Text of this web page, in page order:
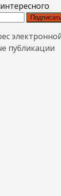
публикации